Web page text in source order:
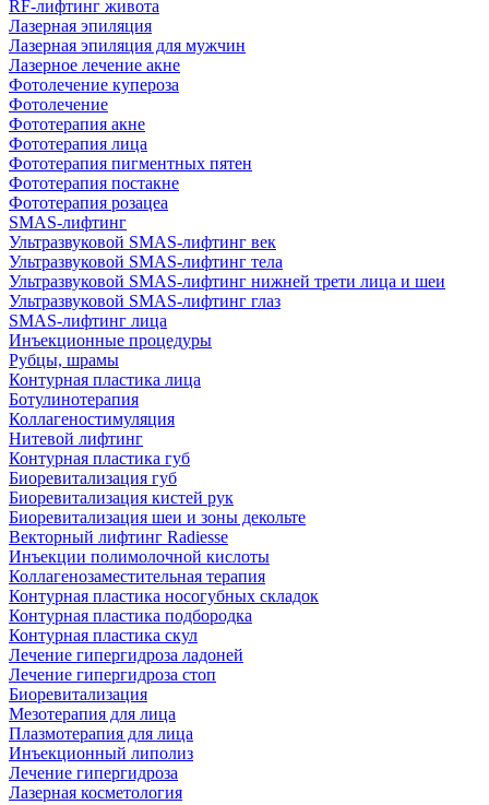
RF-лифтинг живота
Лазерная эпиляция
Лазерная эпиляция для мужчин
Лазерное лечение акне
Фотолечение купероза
Фотолечение
Фототерапия акне
Фототерапия лица
Фототерапия пигментных пятен
Фототерапия постакне
Фототерапия розацеа
SMAS-лифтинг
Ультразвуковой SMAS-лифтинг век
Ультразвуковой SMAS-лифтинг тела
Ультразвуковой SMAS-лифтинг нижней трети лица и шеи
Ультразвуковой SMAS-лифтинг глаз
SMAS-лифтинг лица
Инъекционные процедуры
Рубцы, шрамы
Контурная пластика лица
Ботулинотерапия
Коллагеностимуляция
Нитевой лифтинг
Контурная пластика губ
Биоревитализация губ
Биоревитализация кистей рук
Биоревитализация шеи и зоны декольте
Векторный лифтинг Radiesse
Инъекции полимолочной кислоты
Коллагенозаместительная терапия
Контурная пластика носогубных складок
Контурная пластика подбородка
Контурная пластика скул
Лечение гипергидроза ладоней
Лечение гипергидроза стоп
Биоревитализация
Мезотерапия для лица
Плазмотерапия для лица
Инъекционный липолиз
Лечение гипергидроза
Лазерная косметология